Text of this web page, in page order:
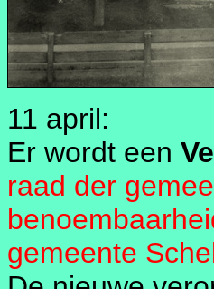
11 april:
Er wordt een
raad der
gemeente